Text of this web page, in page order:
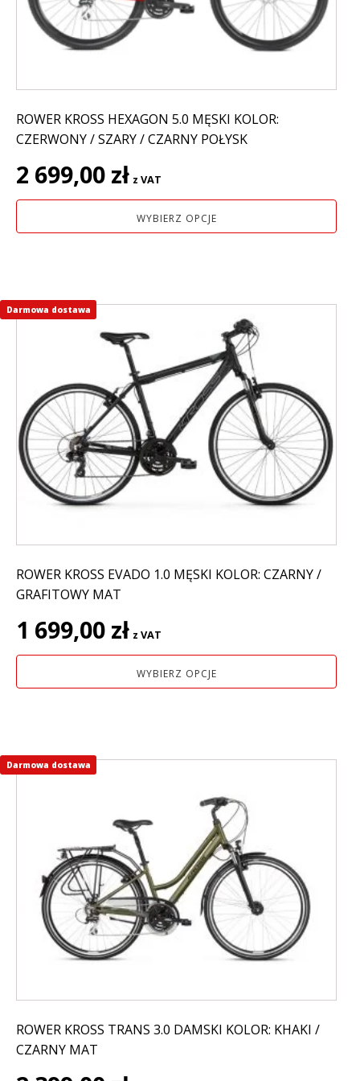
ROWER KROSS HEXAGON 5.0 MĘSKI KOLOR:
CZERWONY / SZARY / CZARNY POŁYSK
2 699,00 zł z VAT
WYBIERZ OPCJE
stronie
ROWER KROSS EVADO 1.0 MĘSKI KOLOR: CZARNY /
GRAFITOWY MAT
1 699,00 zł z VAT
WYBIERZ OPCJE
Ten
wariantów.
Opcje
można
wybrać
na
stronie
Darmowa dostawa
ROWER KROSS TRANS 3.0 DAMSKI KOLOR: KHAKI /
CZARNY MAT
Ten
wariantów.
można
wybrać
stronie
Darmowa dostawa